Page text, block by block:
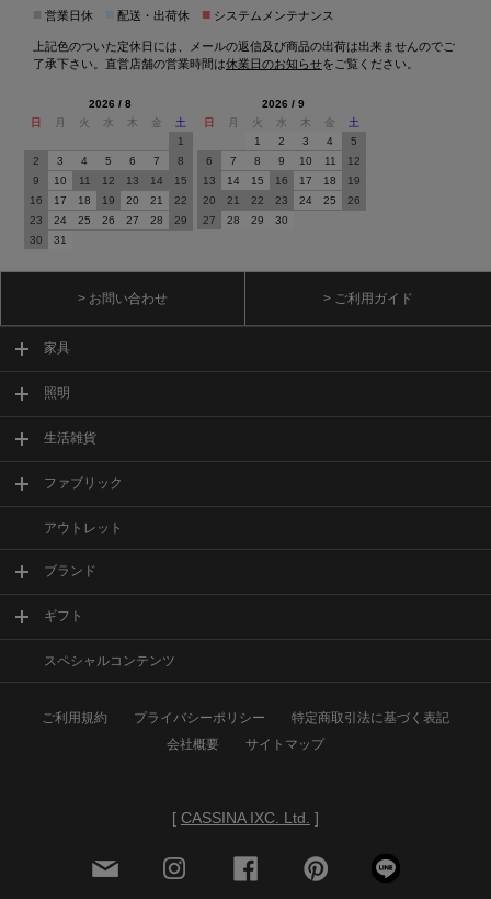
営業日休 配送・出荷休 ■ システムメンテナンス
上記色のついた定休日には、メールの返信及び商品の出荷は出来ませんのでご
了承下さい。直営店舗の営業時間は休業日のお知らせをご覧ください。
2026 / 8
日
月 火 水 木 金
土
1
2
3 4 5 6 7
8
9
10 11 12 13 14
15
16
17 18 19 20 21
22
23
24 25 26 27 28
29
30
31
2026 / 9
日
月 火 水 木 金
土
1
2 3 4
5
6
7 8 9 10 11
12
13
14 15 16 17 18
19
20
21 22 23 24 25
26
27
28 29 30
> お問い合わせ > ご利用ガイド
家具
照明
生活雑貨
ファブリック
アウトレット
ブランド
ギフト
スペシャルコンテンツ
ご利用規約 プライバシーポリシー
特定商取引法に基づく表記
会社概要
サイトマップ
[ CASSINA IXC. Ltd. ]